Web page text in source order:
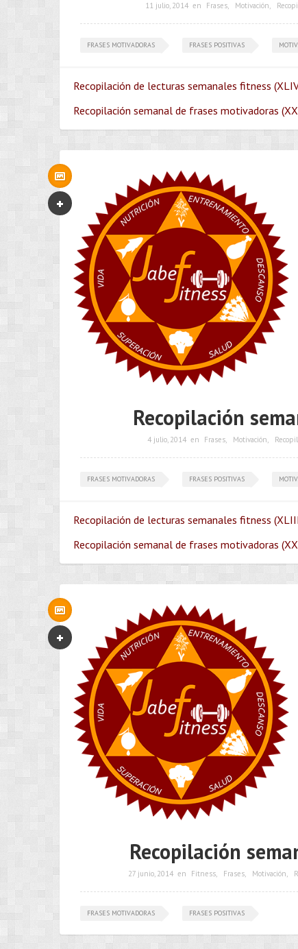
11 julio, 2014 en Frases, Motivación,
FRASES MOTIVADORAS FRASES POSITIVAS
Recopilación de lecturas semanales fitness
Recopilación semanal de frases motivadoras
Recopilación
4 julio, 2014 en Frases, Motivación,
FRASES MOTIVADORAS FRASES POSITIVAS
Recopilación de lecturas semanales fitness
Recopilación semanal de frases motivadoras
Recopilación
27 junio, 2014 en Fitness, Frases, Motivación,
FRASES MOTIVADORAS FRASES POSITIVAS